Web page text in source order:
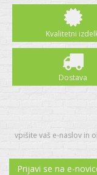
Kvalitetni
Dostava
vpišite vaš e-naslov in
Prijavi se na e-